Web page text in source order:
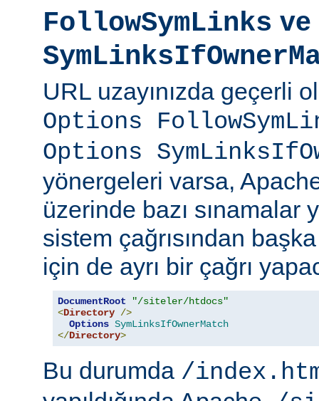
FollowSymLinks ve
URL uzayınızda geçerli
Options
Options
yönergeleri varsa,
üzerinde bazı sınamalar
sistem çağrısından
için de ayrı bir çağrı
DocumentRoot
"/siteler/htdocs"
<Directory />
Options SymLinksIfOwnerMatch
</Directory>
Bu durumda /